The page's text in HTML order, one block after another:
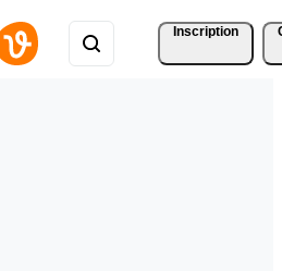
Inscription